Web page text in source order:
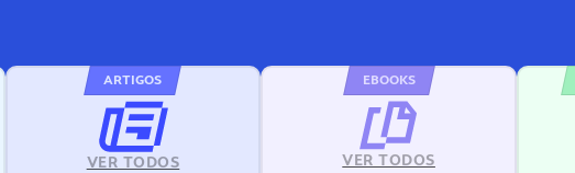
ARTIGOS
VER TODOS
EBOOKS
VER TODOS